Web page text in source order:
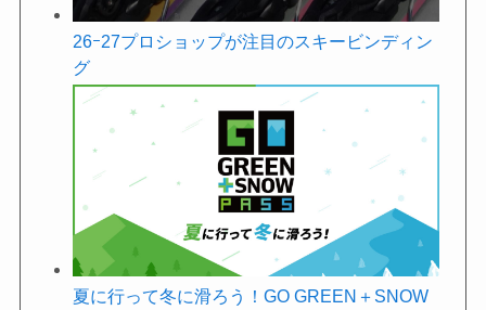
26ｰ27プロショップが注目のスキービンディン
グ
夏に行って冬に滑ろう！GO GREEN＋SNOW